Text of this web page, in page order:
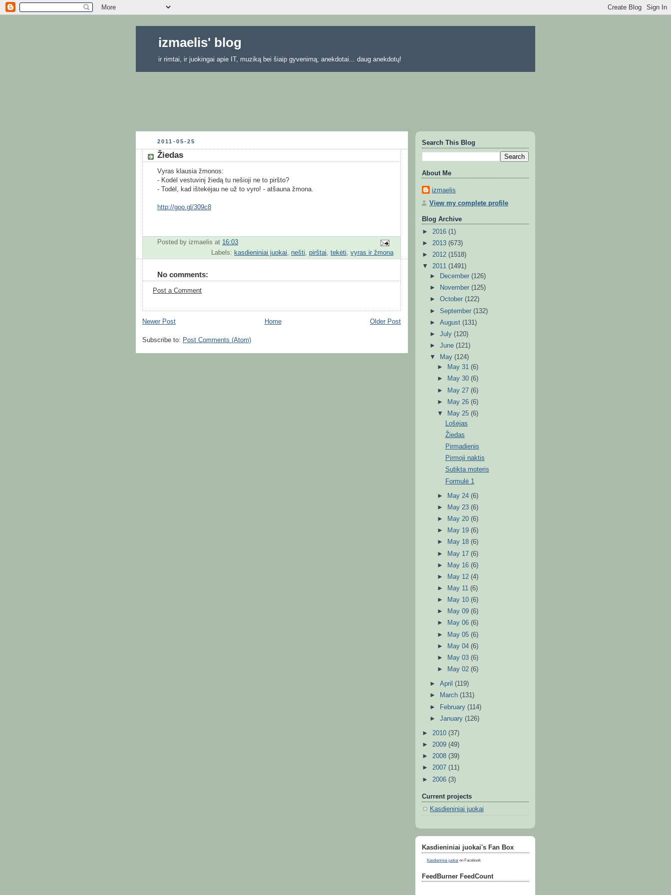
izmaelis' blog
ir rimtai, ir juokingai apie IT, muziką bei šiaip gyvenimą; anekdotai... daug anekdotų!
2011-05-25
Žiedas
Vyras klausia žmonos:
- Kodėl vestuvinį žiedą tu nešioji ne to piršto?
- Todėl, kad ištekėjau ne už to vyro! - atšauna žmona.
http://goo.gl/309c8
Posted by izmaelis at 16:03
Labels: kasdieniniai juokai nešti pirštai tekėti vyras ir žmona
No comments:
Post a Comment
Newer Post Older Post
Home
Subscribe to: Post Comments (Atom)
Search This Blog
About Me
izmaelis
View my complete profile
Blog Archive
► 2016 (1)
► 2013 (673)
► 2012 (1518)
▼ 2011 (1491)
►
December(126)
►
November(125)
►October(122)
►September(132)
►August(131)
►July(120)
►June(121)
▼
May(124)
►
May 31(6)
►
May 30(6)
►
May 27(6)
►
May 26(6)
▼
May 25(6)
Lošėjas
Žiedas
Pirmadienis
Pirmoji naktis
Sutikta moteris
Formulė 1
► May 24(6)
►
May 23(6)
►
May 20(6)
►
May 19(6)
►
May 18(6)
►
May 17(6)
►
May 16(6)
►
May 12(4)
►
May 11(6)
►
May 10(6)
►
May 09(6)
►
May 06(6)
►
May 05(6)
►
May 04(6)
►
May 03(6)
►
May 02(6)
►April(119)
►
March(131)
►
February(114)
►January(126)
► 2010 (37)
► 2009 (49)
► 2008 (39)
► 2007 (11)
► 2006 (3)
Current projects
Kasdieniniai juokai
Kasdieniniai juokai's Fan Box
Kasdieniniai juokai on Facebook
FeedBurner FeedCount